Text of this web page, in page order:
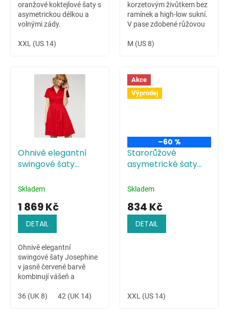
oranžové koktejlové šaty s
asymetrickou délkou a
volnými zády.
XXL (US 14)
korzetovým živůtkem bez
ramínek a high-low sukní.
V pase zdobené růžovou
M (US 8)
Ohnivě elegantní
swingové šaty
Skladem
1 869 Kč
DETAIL
Ohnivě elegantní
swingové šaty Josephine
v jasně červené barvě
kombinují vášeň a
36 (UK 8)
42 (UK 14) 44 (UK 16) 46 (UK 18)
Akce
Výprodej
–60 %
Starorůžové
asymetrické šaty
Skladem
834 Kč
DETAIL
XXL (US 14)